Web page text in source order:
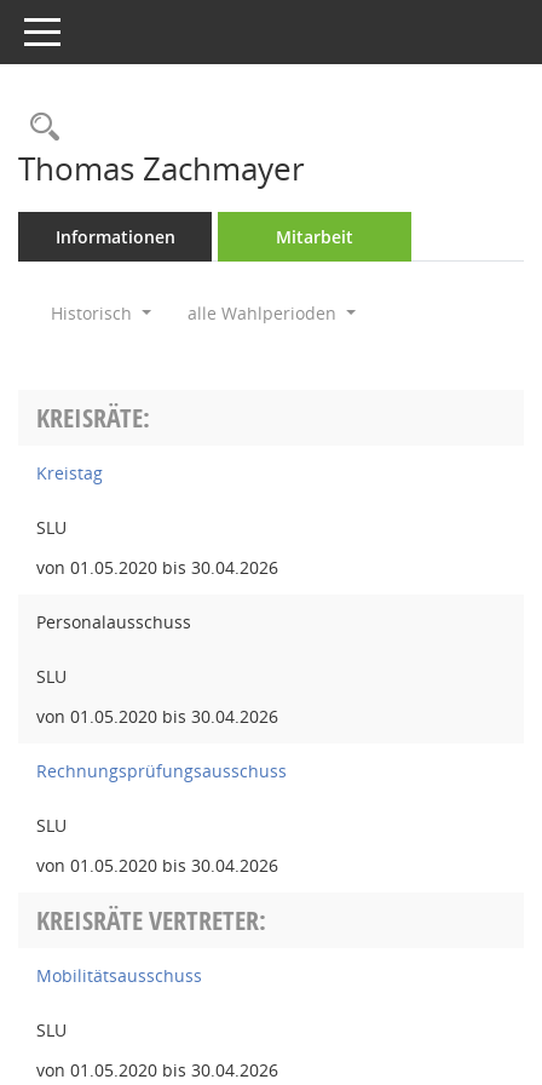
Toggle navigation
Rechercheauswahl
Thomas Zachmayer
Informationen Mitarbeit
Historisch alle Wahlperioden
KREISRÄTE:
Kreistag
SLU
von 01.05.2020 bis 30.04.2026
Personalausschuss
SLU
von 01.05.2020 bis 30.04.2026
Rechnungsprüfungsausschuss
SLU
von 01.05.2020 bis 30.04.2026
KREISRÄTE VERTRETER:
Mobilitätsausschuss
SLU
von 01.05.2020 bis 30.04.2026